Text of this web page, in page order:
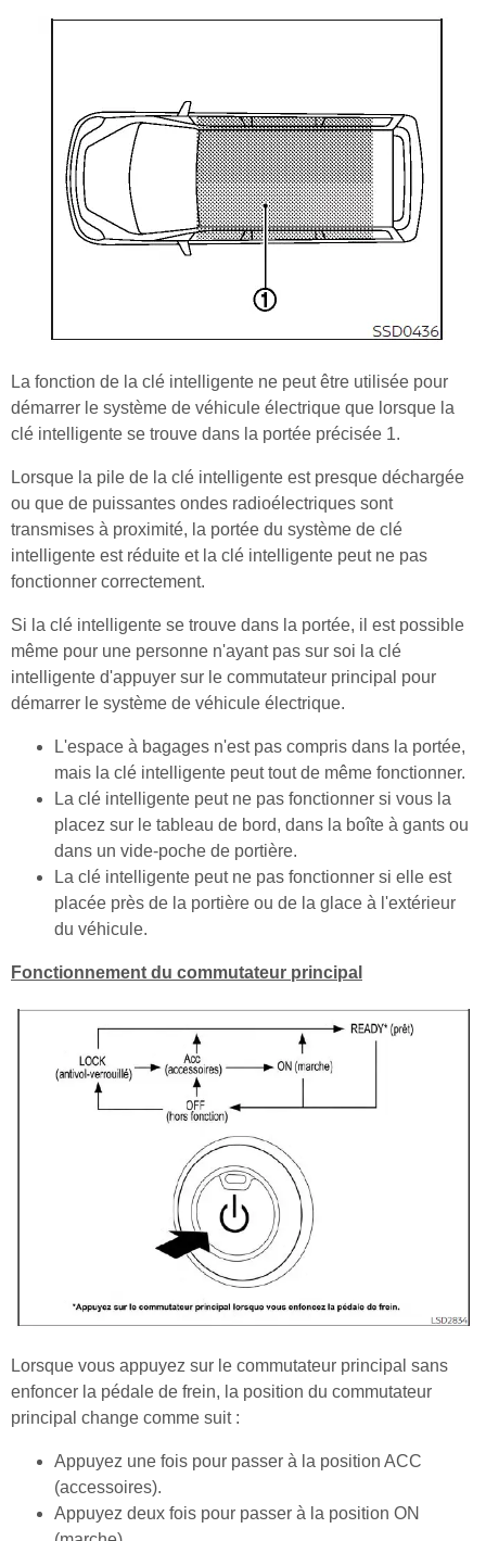
La fonction de la clé intelligente ne peut être utilisée pour
démarrer le système de véhicule électrique que lorsque la
clé intelligente se trouve dans la portée précisée 1.
Lorsque la pile de la clé intelligente est presque déchargée
ou que de puissantes ondes radioélectriques sont
transmises à proximité, la portée du système de clé
intelligente est réduite et la clé intelligente peut ne pas
fonctionner correctement.
Si la clé intelligente se trouve dans la portée, il est possible
même pour une personne n'ayant pas sur soi la clé
intelligente d'appuyer sur le commutateur principal pour
démarrer le système de véhicule électrique.
L'espace à bagages n'est pas compris dans la portée,
mais la clé intelligente peut tout de même fonctionner.
La clé intelligente peut ne pas fonctionner si vous la
placez sur le tableau de bord, dans la boîte à gants ou
dans un vide-poche de portière.
La clé intelligente peut ne pas fonctionner si elle est
placée près de la portière ou de la glace à l'extérieur
du véhicule.
Fonctionnement du commutateur principal
Lorsque vous appuyez sur le commutateur principal sans
enfoncer la pédale de frein, la position du commutateur
principal change comme suit :
Appuyez une fois pour passer à la position ACC
(accessoires).
Appuyez deux fois pour passer à la position ON